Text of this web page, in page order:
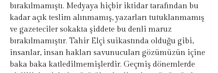
bırakılmamıştı. Medyaya hiçbir iktidar tarafından bu
kadar açık teslim alınmamış, yazarları tutuklanmamış
ve gazeteciler sokakta şiddete bu denli maruz
bırakılmamıştır. Tahir Elçi suikastında olduğu gibi,
insanlar, insan hakları savunucuları gözümüzün içine
baka baka katledilmemişlerdir. Geçmiş dönemlerde